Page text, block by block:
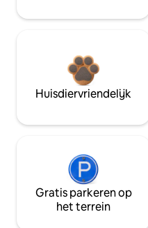
Huisdiervriendelijk
Gratis parkeren op
het terrein